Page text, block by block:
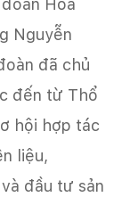
Hóa
Nguyễn
đã chủ
đến từ Thổ
hội hợp tác
liệu,
đầu tư sản